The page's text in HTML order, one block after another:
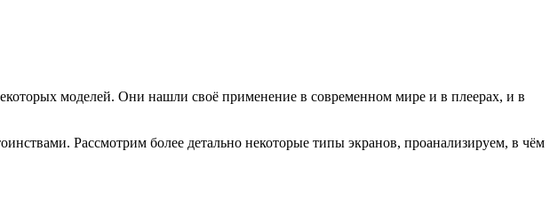
моделей. Они нашли своё применение в современном мире и в плеерах, и в
Рассмотрим более детально некоторые типы экранов, проанализируем, в чём